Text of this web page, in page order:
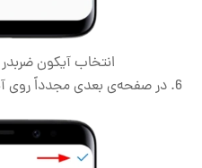
انتخاب آیکون
در صفحه‌ی بعدی مجدداً روی